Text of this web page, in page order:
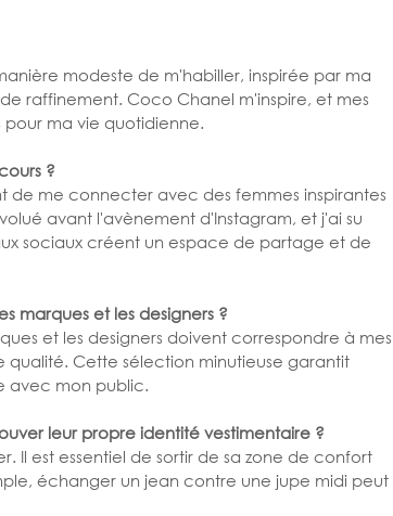
modeste de m'habiller, inspirée par ma
raffinement. Coco Chanel m'inspire, et mes
ma vie quotidienne.
?
de me connecter avec des femmes inspirantes
avant l'avènement d'Instagram, et j'ai su
sociaux créent un espace de partage et de
marques et les designers ?
et les designers doivent correspondre à mes
qualité. Cette sélection minutieuse garantit
avec mon public.
leur propre identité vestimentaire ?
Il est essentiel de sortir de sa zone de confort
échanger un jean contre une jupe midi peut